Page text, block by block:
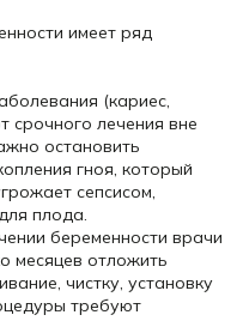
имеет ряд
(кариес,
срочного лечения вне
остановить
гноя, который
сепсисом,
плода.
беременности врачи
месяцев отложить
чистку, установку
требуют